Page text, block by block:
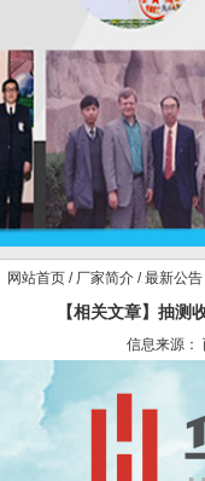
网站首页 / 厂家简介 / 最新公告
【相关文章】抽测
信息来源：